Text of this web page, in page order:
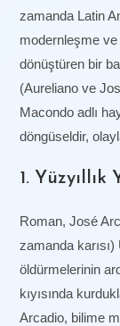
zamanda Latin
modernleşme ve
dönüştüren bir
(Aureliano ve
Macondo adlı
döngüseldir,
1. Yüzyıllık
Roman, José
zamanda karısı)
öldürmelerinin
kıyısında
Arcadio, bilime